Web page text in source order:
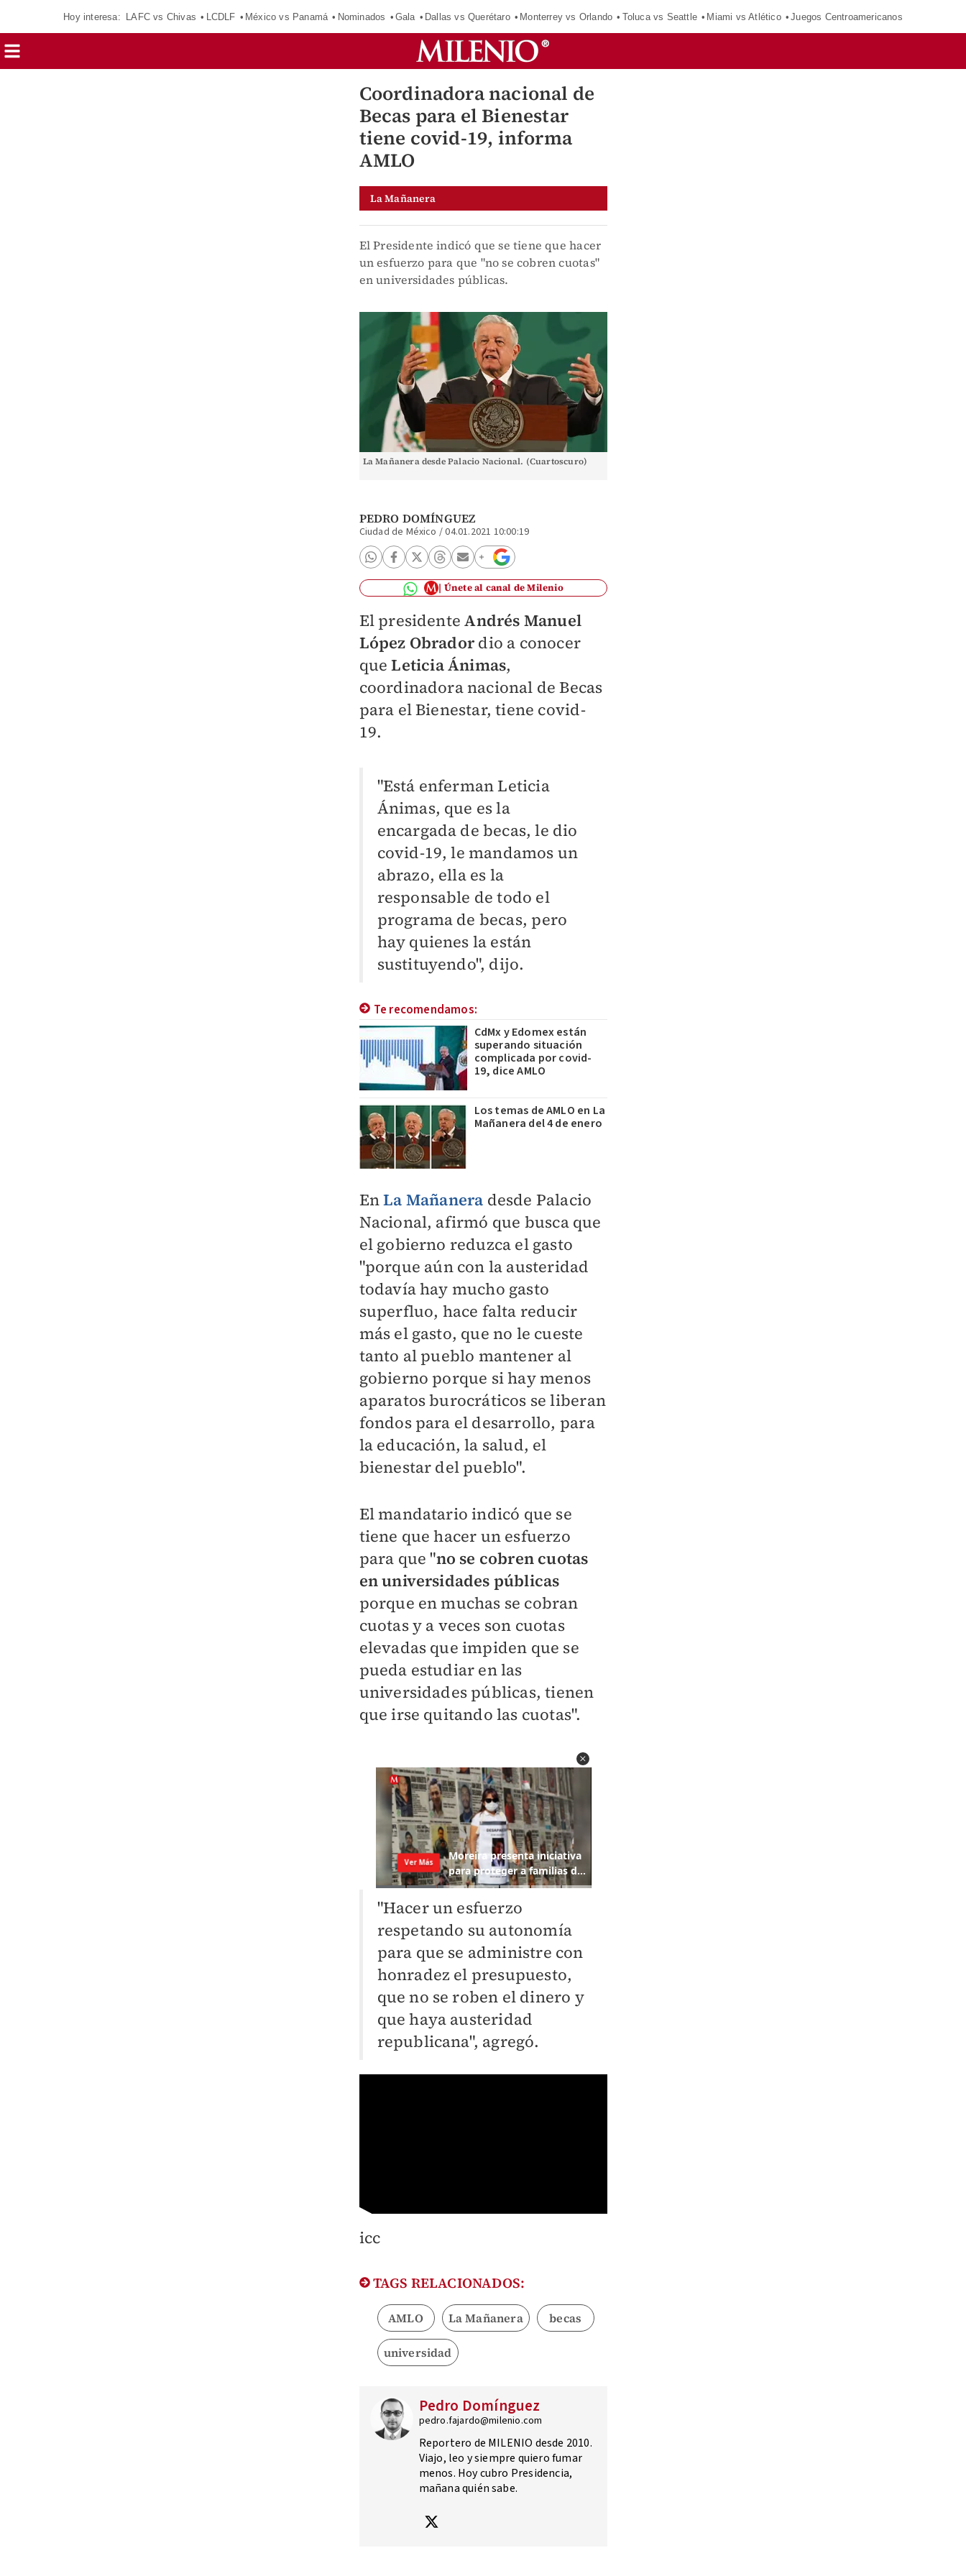
Hoy interesa: LAFC vs Chivas LCDLF México vs Panamá Nominados Gala Dallas vs Querétaro Monterrey vs Orlando Toluca vs Seattle Miami vs Atlético Juegos Centroamericanos
Coordinadora nacional de
Becas para el Bienestar
tiene covid-19, informa
AMLO
La Mañanera
El Presidente indicó que se tiene que hacer
un esfuerzo para que "no se cobren cuotas"
en universidades públicas.
La Mañanera desde Palacio Nacional. (Cuartoscuro)
PEDRO DOMÍNGUEZ
Ciudad de México /04.01.2021 10:00:19
Únete al canal de Milenio
El presidenteAndrés Manuel
López Obradordio a conocer
que Leticia Ánimas,
coordinadora nacional de Becas
para el Bienestar, tiene covid-
19.
"Está enferman Leticia
Ánimas, que es la
encargada de becas, le dio
covid-19, le mandamos un
abrazo, ella es la
responsable de todo el
programa de becas, pero
hay quienes la están
sustituyendo", dijo.
Te recomendamos:
CdMx y Edomex están
superando situación
complicada por covid-
19, dice AMLO
Los temas de AMLO en La
Mañanera del 4 de enero
EnLa Mañanera desde Palacio
Nacional, afirmó que busca que
el gobierno reduzca el gasto
"porque aún con la austeridad
todavía hay mucho gasto
superfluo, hace falta reducir
más el gasto, que no le cueste
tanto al pueblo mantener al
gobierno porque si hay menos
aparatos burocráticos se liberan
fondos para el desarrollo, para
la educación, la salud, el
bienestar del pueblo".
El mandatario indicó que se
tiene que hacer un esfuerzo
para que "no se cobren cuotas
en universidades públicas
porque en muchas se cobran
cuotas y a veces son cuotas
elevadas que impiden que se
pueda estudiar en las
universidades públicas, tienen
que irse quitando las cuotas".
"Hacer un esfuerzo
respetando su autonomía
para que se administre con
honradez el presupuesto,
que no se roben el dinero y
que haya austeridad
republicana", agregó.
icc
TAGS RELACIONADOS:
AMLO La Mañanera becas
universidad
Pedro Domínguez
pedro.fajardo@milenio.com
Reportero de MILENIO desde 2010.
Viajo, leo y siempre quiero fumar
menos. Hoy cubro Presidencia,
mañana quién sabe.